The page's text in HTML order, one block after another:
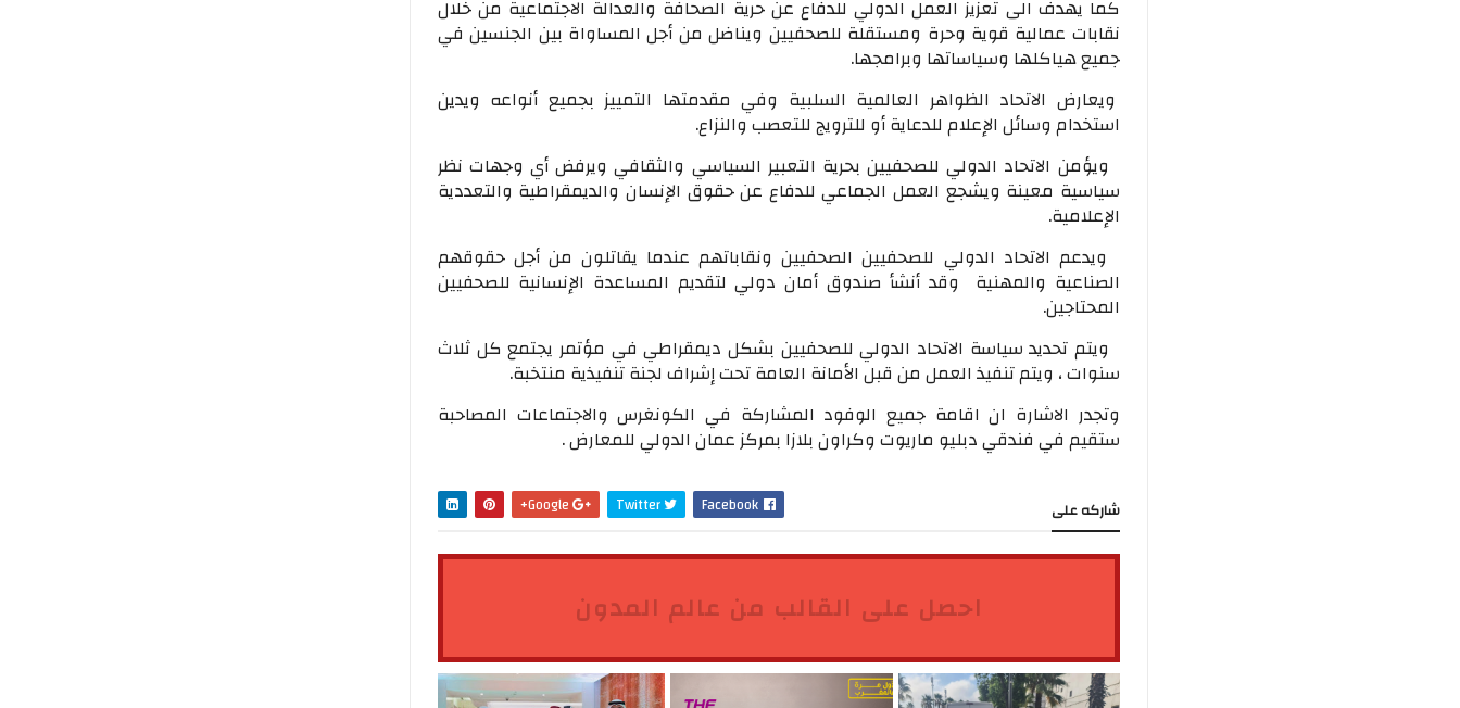
كما يهدف الى تعزيز العمل الدولي للدفاع عن حرية الصحافة والعدالة الاجتماعية من خلال
نقابات عمالية قوية وحرة ومستقلة للصحفيين ويناضل من أجل المساواة بين الجنسين في
جميع هياكلها وسياساتها وبرامجها.
ويعارض الاتحاد الظواهر العالمية السلبية وفي مقدمتها التمييز بجميع أنواعه ويدين
استخدام وسائل الإعلام للدعاية أو للترويج للتعصب والنزاع.
ويؤمن الاتحاد الدولي للصحفيين بحرية التعبير السياسي والثقافي ويرفض أي وجهات نظر
سياسية معينة ويشجع العمل الجماعي للدفاع عن حقوق الإنسان والديمقراطية والتعددية
الإعلامية.
ويدعم الاتحاد الدولي للصحفيين الصحفيين ونقاباتهم عندما يقاتلون من أجل حقوقهم
الصناعية والمهنية وقد أنشأ صندوق أمان دولي لتقديم المساعدة الإنسانية للصحفيين
المحتاجين.
ويتم تحديد سياسة الاتحاد الدولي للصحفيين بشكل ديمقراطي في مؤتمر يجتمع كل ثلاث
سنوات ، ويتم تنفيذ العمل من قبل الأمانة العامة تحت إشراف لجنة تنفيذية منتخبة.
وتجدر الاشارة ان اقامة جميع الوفود المشاركة في الكونغرس والاجتماعات المصاحبة
ستقيم في فندقي دبليو ماريوت وكراون بلازا بمركز عمان الدولي للمعارض .
شاركه على Facebook
Twitter
احصل على القالب من عالم المدون